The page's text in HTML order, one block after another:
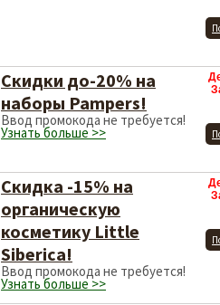
Скидки до-20% на
наборы Pampers!
Ввод промокода не требуется!
Узнать больше >>
Скидка -15% на
органическую
косметику Little
Siberica!
Ввод промокода не требуется!
Узнать больше >>